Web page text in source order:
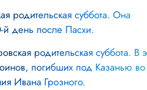
й день после Пасхи.
погибших под Казанью во
Ивана Грозного.